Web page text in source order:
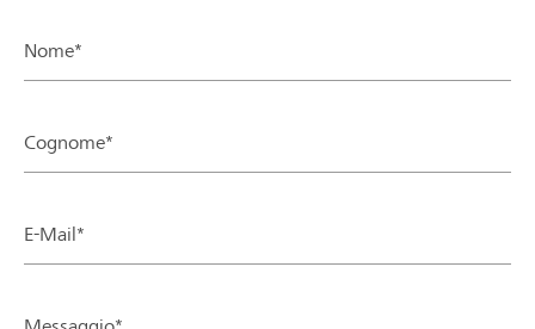
Nome*
Cognome*
E-Mail*